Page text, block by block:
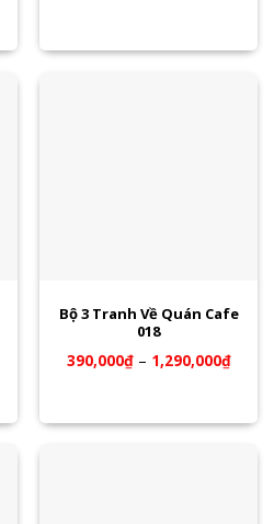
Bộ 3 Tranh Về Quán Cafe
018
390,000₫– 1,290,000₫